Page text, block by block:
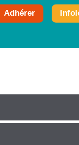
Adhérer